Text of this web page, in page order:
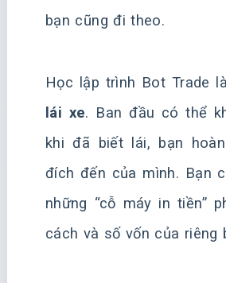
bạn cũng đi theo.
Học lập trình Bot Trade
lái xe. Ban đầu có thể
khi đã biết lái, bạn
đích đến của mình. Bạn
những “cỗ máy in tiền”
cách và số vốn của riêng